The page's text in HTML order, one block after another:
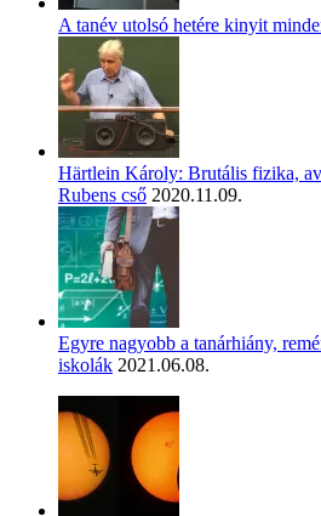
A tanév utolsó hetére kinyit
Härtlein Károly: Brutális fizika,
Rubens cső 2020.11.09.
Egyre nagyobb a tanárhiány,
iskolák 2021.06.08.